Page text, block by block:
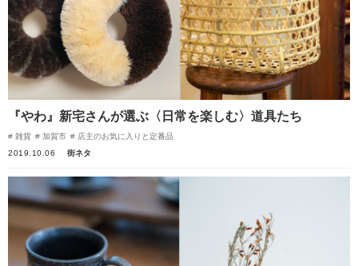
『やわ』新宅さんが選ぶ〈日常を楽しむ〉道具たち
雑貨 加賀市
店主のお気に入りと定番品
2019.10.06
街ネタ